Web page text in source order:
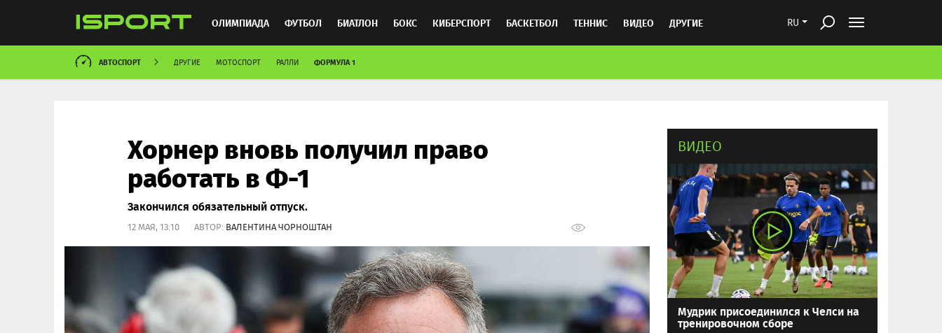
RU
ОЛИМПИАДА ФУТБОЛ БИАТЛОН БОКС КИБЕРСПОРТ БАСКЕТБОЛ ТЕННИС ВИДЕО ДРУГИЕ
ХОККЕЙ ММА АВТОСПОРТ
АВТОСПОРТ ДРУГИЕ МОТОСПОРТ РАЛЛИ ФОРМУЛА 1
Хорнер вновь получил право
работать в Ф-1
Закончился обязательный отпуск.
12 МАЯ, 13:10 АВТОР: ВАЛЕНТИНА ЧОРНОШТАН
ВИДЕО
Мудрик присоединился к Челси на
тренировочном сборе